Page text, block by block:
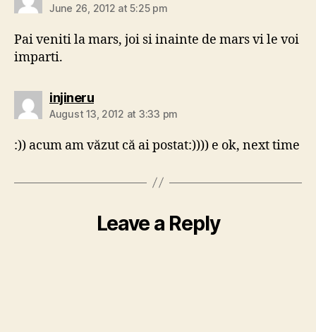
June 26, 2012 at 5:25 pm
Pai veniti la mars, joi si inainte de mars vi le voi
imparti.
injinerusays:
August 13, 2012 at 3:33 pm
:)) acum am văzut că ai postat:)))) e ok, next time
Leave a Reply